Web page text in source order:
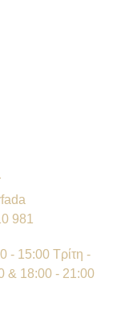
981
- 15:00 Τρίτη -
& 18:00 - 21:00